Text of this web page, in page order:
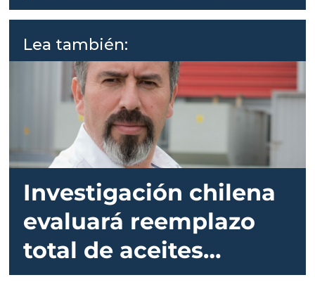
Lea también:
Investigación chilena
evaluará reemplazo
total de aceites
marinos en dietas de